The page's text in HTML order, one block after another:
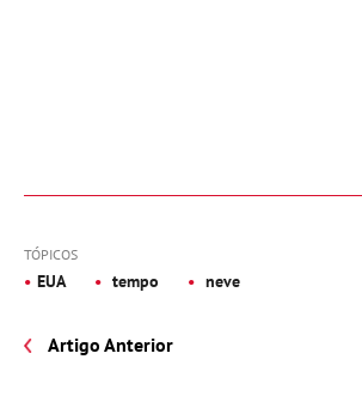
TÓPICOS
EUA tempo neve
Artigo Anterior